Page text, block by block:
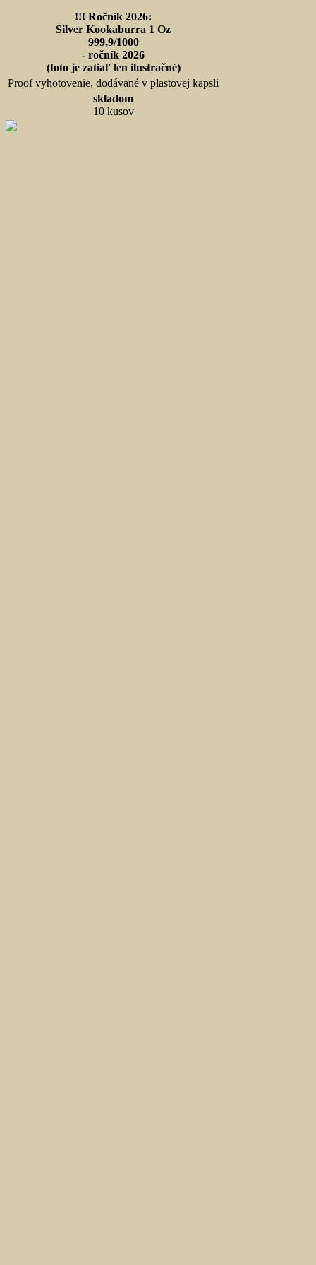
!!! Ročník 2026:
Silver Kookaburra 1 Oz
999,9/1000
- ročník 2026
(foto je zatiaľ len ilustračné)
Proof vyhotovenie, dodávané v plastovej kapsli
skladom
10 kusov